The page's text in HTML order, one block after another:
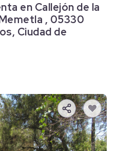
en Callejón de la
, 05330
Ciudad de